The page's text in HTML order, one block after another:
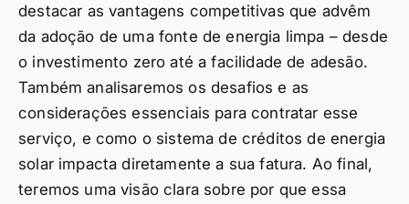
destacar as vantagens competitivas que advêm
da adoção de uma fonte de energia limpa – desde
o investimento zero até a facilidade de adesão.
Também analisaremos os desafios e as
considerações essenciais para contratar esse
serviço, e como o sistema de créditos de energia
solar impacta diretamente a sua fatura. Ao final,
teremos uma visão clara sobre por que essa